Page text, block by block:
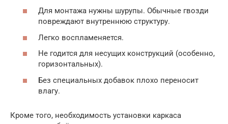
Для монтажа нужны шурупы. Обычные гвозди
повреждают внутреннюю структуру.
Легко воспламеняется.
Не годится для несущих конструкций (особенно,
горизонтальных).
Без специальных добавок плохо переносит
влагу.
Кроме того, необходимость установки каркаса